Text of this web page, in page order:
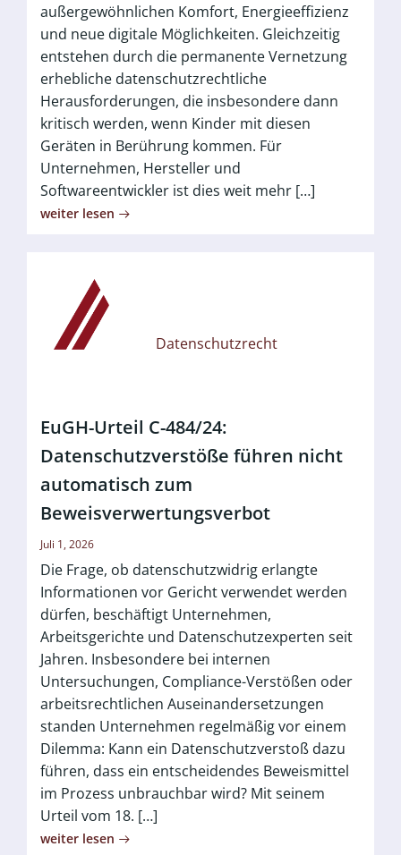
außergewöhnlichen Komfort, Energieeffizienz
und neue digitale Möglichkeiten. Gleichzeitig
entstehen durch die permanente Vernetzung
erhebliche datenschutzrechtliche
Herausforderungen, die insbesondere dann
kritisch werden, wenn Kinder mit diesen
Geräten in Berührung kommen. Für
Unternehmen, Hersteller und
Softwareentwickler ist dies weit mehr […]
weiter lesen
Datenschutzrecht
EuGH-Urteil C-484/24:
Datenschutzverstöße führen nicht
automatisch zum
Beweisverwertungsverbot
Juli 1, 2026
Die Frage, ob datenschutzwidrig erlangte
Informationen vor Gericht verwendet werden
dürfen, beschäftigt Unternehmen,
Arbeitsgerichte und Datenschutzexperten seit
Jahren. Insbesondere bei internen
Untersuchungen, Compliance-Verstößen oder
arbeitsrechtlichen Auseinandersetzungen
standen Unternehmen regelmäßig vor einem
Dilemma: Kann ein Datenschutzverstoß dazu
führen, dass ein entscheidendes Beweismittel
im Prozess unbrauchbar wird? Mit seinem
Urteil vom 18. […]
weiter lesen